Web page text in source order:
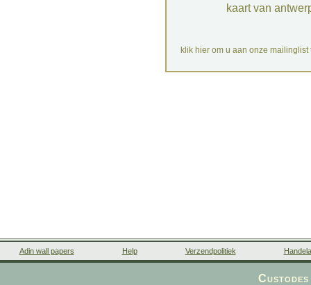
kaart van
klik hier om u aan onze mailinglist
Adin wall papers Help Verzendpolitiek